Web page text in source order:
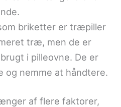
briketter er træpiller
træ, men de er
i pilleovne. De er
og nemme at håndtere.
af flere faktorer,